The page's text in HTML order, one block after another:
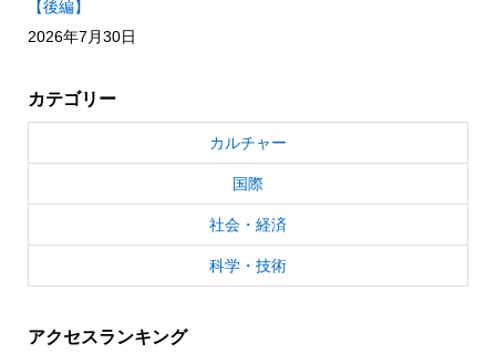
【後編】
2026年7月30日
カテゴリー
カルチャー
国際
社会・経済
科学・技術
アクセスランキング